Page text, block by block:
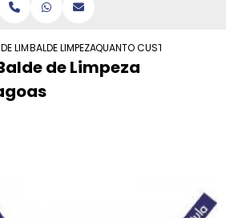
LIMPEZA
BALDE LIMPEZAQUANTO CUSTA BALDE DE
de Limpeza